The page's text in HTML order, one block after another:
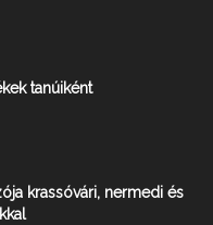
tanúiként
krassóvári, nermedi és